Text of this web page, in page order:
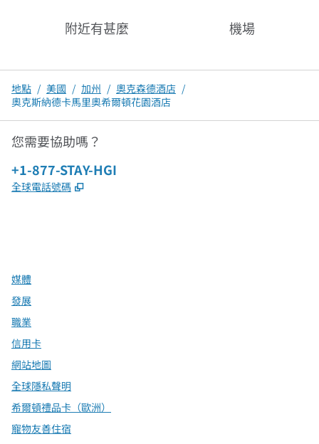
附近有甚麼 機場
地點 / 美國 / 加州 / 奧克森德酒店 /
奧克斯納德卡馬里奧希爾頓花園酒店
您需要協助嗎？
電話：
+1-877-STAY-HGI
全球電話號碼 ,
媒體
發展
職業
信用卡
網站地圖
全球隱私聲明
希爾頓禮品卡（歐洲）
寵物友善住宿